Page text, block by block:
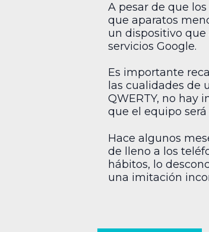
A pesar de que
que aparatos
un dispositivo que
servicios Google.
Es importante
las cualidades de
QWERTY, no hay
que el equipo
Hace algunos
de lleno a los
hábitos, lo
una imitación